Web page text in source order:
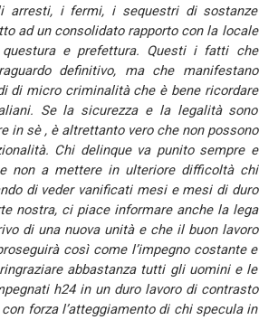
arresti, i fermi, i sequestri di sostanze
ad un consolidato rapporto con la locale
e prefettura. Questi i fatti che
definitivo, ma che manifestano
di micro criminalità che è bene ricordare
Se la sicurezza e la legalità sono
in sè , è altrettanto vero che non possono
Chi delinque va punito sempre e
non a mettere in ulteriore difficoltà chi
di veder vanificati mesi e mesi di duro
nostra, ci piace informare anche la lega
di una nuova unità e che il buon lavoro
così come l’impegno costante e
abbastanza tutti gli uomini e le
h24 in un duro lavoro di contrasto
forza l’atteggiamento di chi specula in